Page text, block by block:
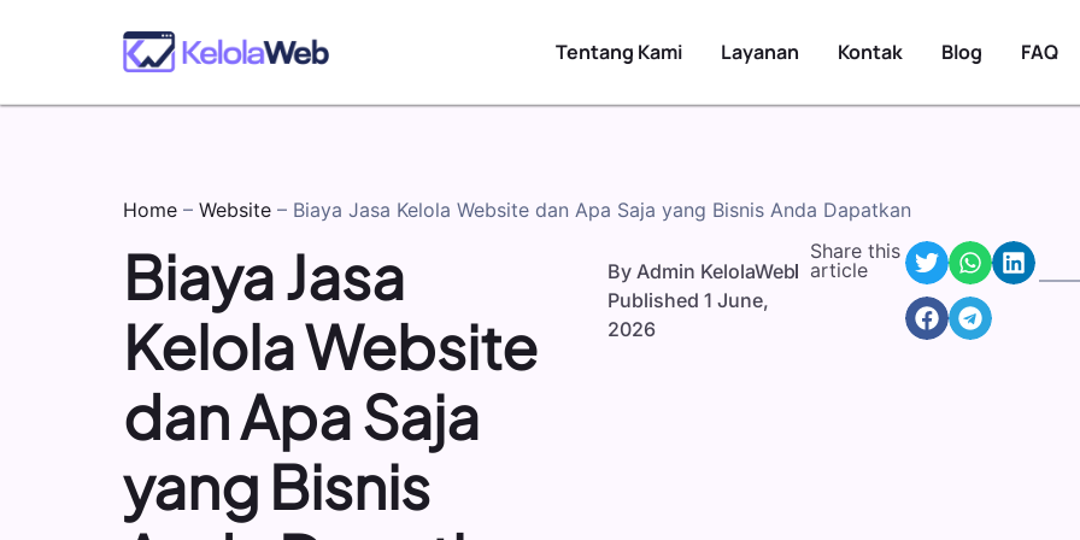
Tentang Kami Layanan Kontak Blog FAQ
Home – Website – Biaya Jasa Kelola Website dan Apa Saja yang Bisnis Anda Dapatkan
Biaya Jasa
Kelola Website
dan Apa Saja
yang Bisnis
ByAdmin KelolaWeb
Published 1 June,
2026
Share this
article